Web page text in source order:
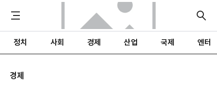
정치 사회 경제 산업 국제 엔터
경제